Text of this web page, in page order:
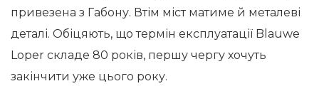
привезена з Габону. Втім міст матиме й металеві
деталі. Обіцяють, що термін експлуатації Blauwe
Loper складе 80 років, першу чергу хочуть
закінчити уже цього року.